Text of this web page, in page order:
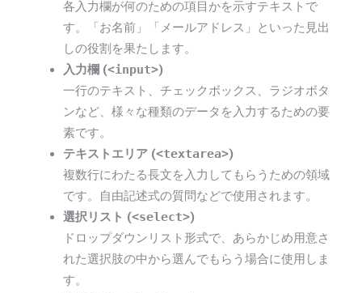
各入力欄が何のための項目かを示すテキストで
す。「お名前」「メールアドレス」といった見出
しの役割を果たします。
入力欄 (<input>)
一行のテキスト、チェックボックス、ラジオボタ
ンなど、様々な種類のデータを入力するための要
素です。
テキストエリア (<textarea>)
複数行にわたる長文を入力してもらうための領域
です。自由記述式の質問などで使用されます。
選択リスト (<select>)
ドロップダウンリスト形式で、あらかじめ用意さ
れた選択肢の中から選んでもらう場合に使用しま
す。